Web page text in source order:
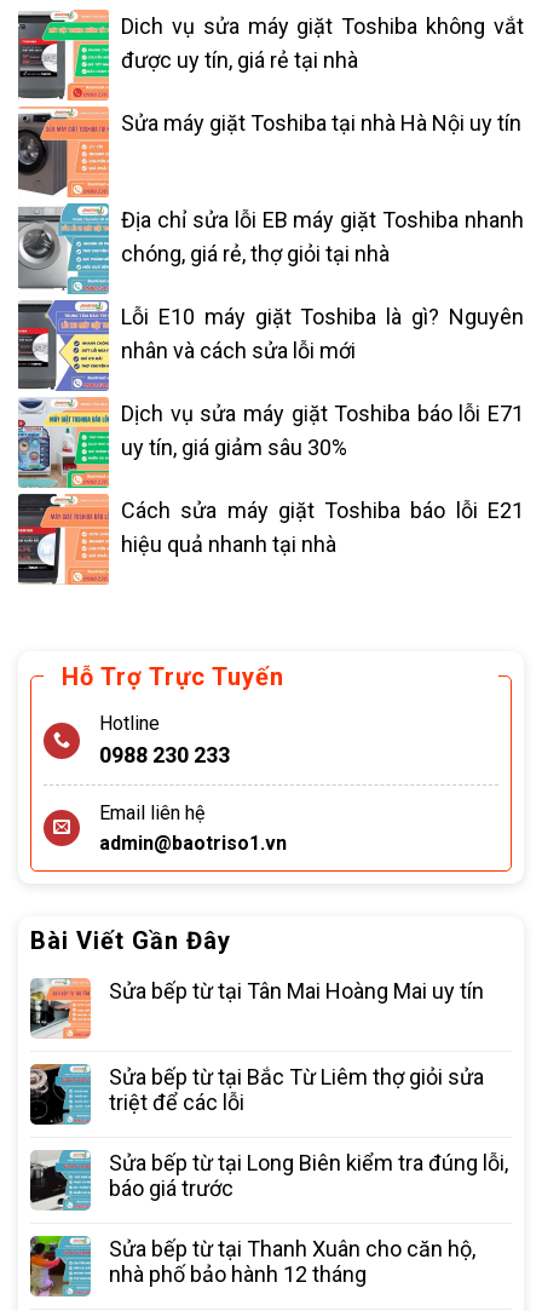
Hỗ Trợ Trực Tuyến
Hotline
0988 230 233
Email liên hệ
admin@baotriso1.vn
Bài Viết Gần Đây
Sửa bếp từ tại Tân Mai Hoàng Mai uy tín
Sửa bếp từ tại Bắc Từ Liêm thợ giỏi sửa
triệt để các lỗi
Sửa bếp từ tại Long Biên kiểm tra đúng lỗi,
báo giá trước
Sửa bếp từ tại Thanh Xuân cho căn hộ,
nhà phố bảo hành 12 tháng
Dich vụ sửa máy giặt Toshiba không vắt
được uy tín, giá rẻ tại nhà
Sửa máy giặt Toshiba tại nhà Hà Nội uy tín
Địa chỉ sửa lỗi EB máy giặt Toshiba nhanh
chóng, giá rẻ, thợ giỏi tại nhà
Lỗi E10 máy giặt Toshiba là gì? Nguyên
nhân và cách sửa lỗi mới
Dịch vụ sửa máy giặt Toshiba báo lỗi E71
uy tín, giá giảm sâu 30%
Cách sửa máy giặt Toshiba báo lỗi E21
hiệu quả nhanh tại nhà